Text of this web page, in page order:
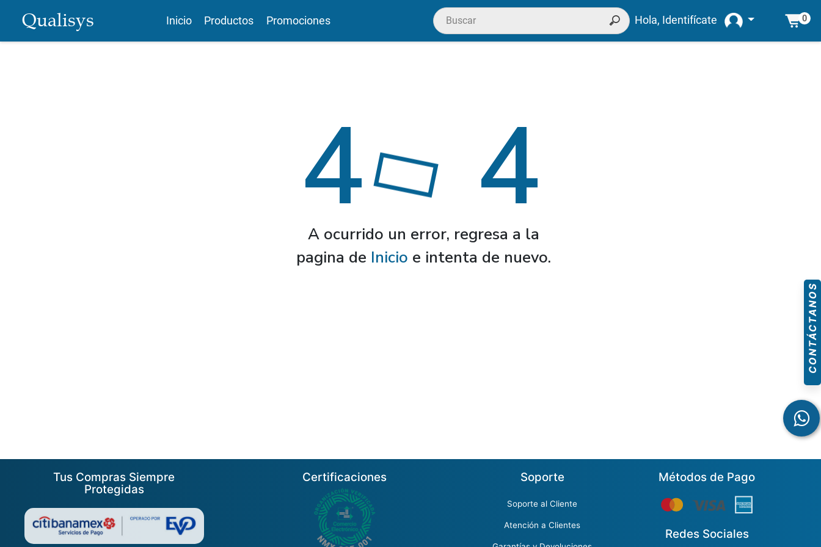
CONTÁCTANOS
Qualisys Inicio Productos Promociones Hola, Identifícate 0
4 4
A ocurrido un error, regresa a la
pagina de Inicio e intenta de nuevo.
Tus Compras Siempre
Protegidas
Certificaciones Soporte
Soporte al Cliente
Atención a Clientes
Métodos de Pago
Redes Sociales